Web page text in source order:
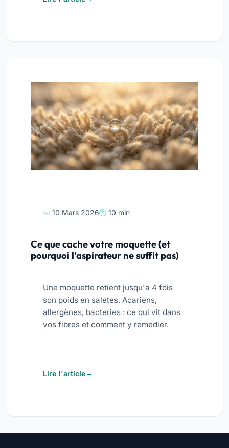
10 Mars 2026 10 min
Ce que cache votre moquette (et
pourquoi l'aspirateur ne suffit pas)
Une moquette retient jusqu'a 4 fois
son poids en saletes. Acariens,
allergènes, bacteries : ce qui vit dans
vos fibres et comment y remedier.
Lire l'article